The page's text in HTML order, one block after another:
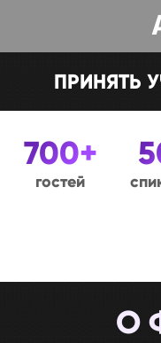
ПРИНЯТЬ
700+
гостей
О